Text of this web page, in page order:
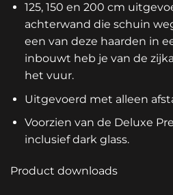
125, 150 en 200 cm
achterwand die schuin
een van deze haarden in
inbouwt heb je van de
het vuur.
Uitgevoerd met alleen
Voorzien van de Deluxe
inclusief dark glass.
Product downloads